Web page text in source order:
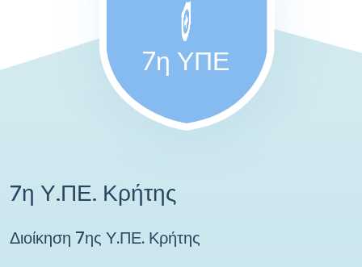
7η ΥΠΕ
7η Υ.ΠΕ. Κρήτης
Διοίκηση 7ης Υ.ΠΕ. Κρήτης